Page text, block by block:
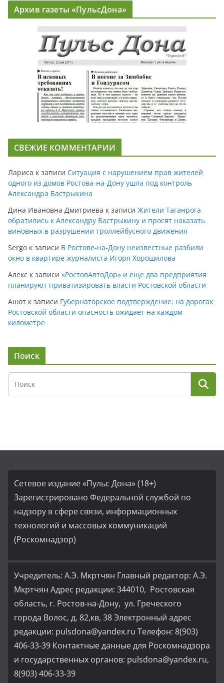
Архив газеты «ПульсДона»
СВЕЖИЕ КОММЕНТАРИИ
Лариса к записи Ситуация с нарушением прав жителей
одного из домов Ростова-на-Дону ушла под контроль
Александра Бастрыкина
Дина Ивановна Дмитриева к записи Жители Таганрога
обратились к Александру Бастрыкину и просят наказать
виновных в разрушении троллейбусного движения
Sergo к записи В Ростове-на-Дону неизвестные разбили
окно в квартире журналиста Игоря Хорошилова
Алекс к записи «РостовАвтоДор» и еще два предприятия
планируют приватизировать власти Ростовской области
Ашот к записи Губернаторское подтверждение: на дорогах
Ростовской области опасность ожидает на каждом
километре
Поиск
Сетевое издание «Пульс Дона» (18+)
Зарегистрировано Федеральной службой по
надзору в сфере связи, информационных
технологий и массовых коммуникаций
(Роскомнадзор)
Учредитель: А.Э. Мкртчян Главный редактор: А.Э.
Мкртчян Адрес редакции: 344010, Ростовская
область, г. Ростов-на-Дону, ул. Греческого
города Волос, д. 82,кв, 38 Электронный адрес
редакции: pulsdona@yandex.ru Телефон: 8(903)
406-33-39 Контактные данные для Роскомнадзора
и государственных органов: pulsdona@yandex.ru,
8(903) 406-33-39